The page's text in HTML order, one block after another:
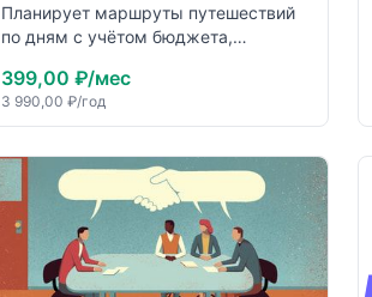
Планирует маршруты путешествий
по дням с учётом бюджета,
лайфхаки и адаптирует планы под
российских путешественников.
399,00 ₽/мес
3 990,00 ₽/год